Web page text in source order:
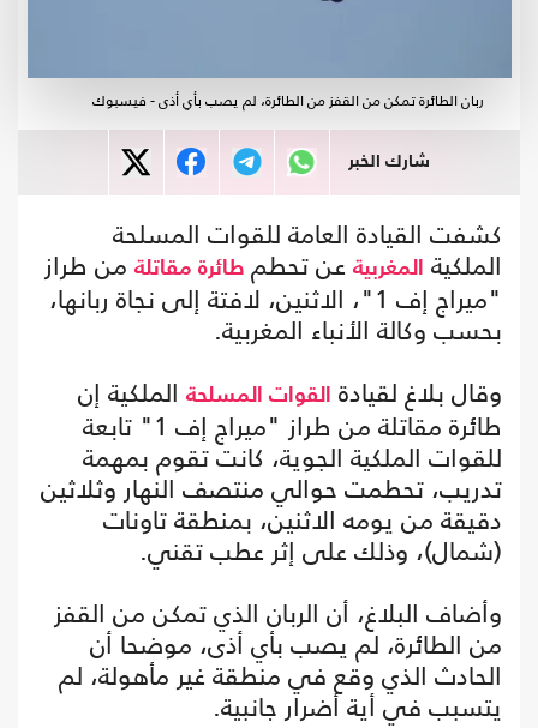
ربان الطائرة تمكن من القفز من الطائرة، لم يصب بأي أذى - فيسبوك
شارك الخبر
كشفت القيادة العامة للقوات المسلحة
الملكية المغربية عن تحطم طائرة مقاتلة من طراز
"ميراج إف 1"، الاثنين، لافتة إلى نجاة ربانها،
بحسب وكالة الأنباء المغربية.
وقال بلاغ لقيادة
القوات المسلحة الملكية إن
طائرة مقاتلة من طراز "ميراج إف 1" تابعة
للقوات الملكية الجوية، كانت تقوم بمهمة
تدريب، تحطمت حوالي منتصف النهار وثلاثين
دقيقة من يومه الاثنين، بمنطقة تاونات
(شمال)، وذلك على إثر عطب تقني.
وأضاف البلاغ، أن الربان الذي تمكن من القفز
من الطائرة، لم يصب بأي أذى، موضحا أن
الحادث الذي وقع في منطقة غير مأهولة، لم
يتسبب في أية أضرار جانبية.